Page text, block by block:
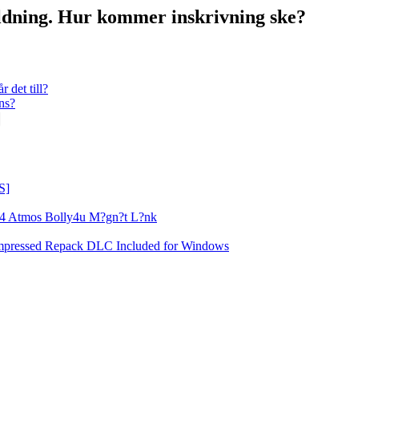
Hur kommer inskrivning ske?
det till?
Atmos Bolly4u M?gn?t L?nk
Repack DLC Included for Windows